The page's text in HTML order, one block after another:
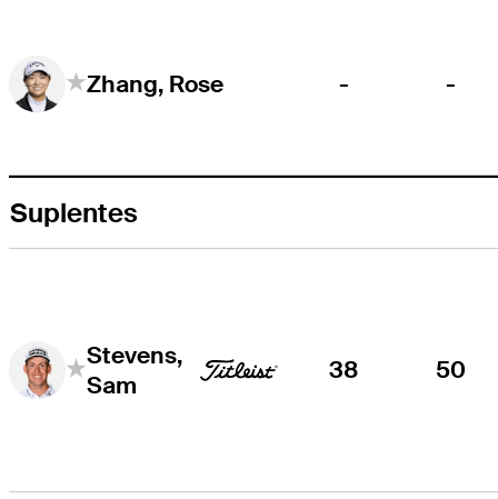
Zhang, Rose - -
Suplentes
Stevens,
Sam
38 50